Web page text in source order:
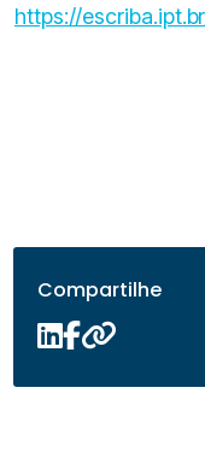
https://
Compartilhe